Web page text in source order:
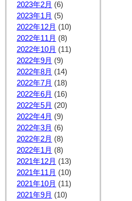
2023年2月 (6)
2023年1月 (5)
2022年12月 (10)
2022年11月 (8)
2022年10月 (11)
2022年9月 (9)
2022年8月 (14)
2022年7月 (18)
2022年6月 (16)
2022年5月 (20)
2022年4月 (9)
2022年3月 (6)
2022年2月 (8)
2022年1月 (8)
2021年12月 (13)
2021年11月 (10)
2021年10月 (11)
2021年9月 (10)